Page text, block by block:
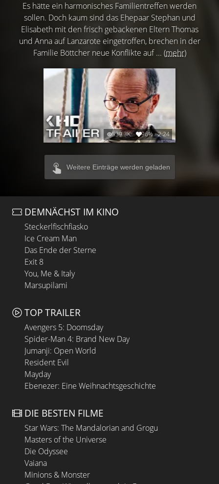
Es hätte ein harmonisches Familientreffen werden
sollen. Doch kaum sind das Ehepaar Stephan und
Elisabeth mit den frisch gebackenen Eltern Thomas
und Anna auf Lanzarote eingetroffen, brechen in der
Familie Böttcher neue Konflikte auf ... (mehr)
539.3K 96% 2:24
Weitere Einträge werden geladen
DEMNÄCHST IM KINO
Steckerlfischfiasko
Ice Cream Man
Das Ende der Sterne
Exit 8
You, Me & Italy
Marsupilami
TOP TRAILER
Avengers 5: Doomsday
Spider-Man 4: Brand New Day
Jumanji: Open World
Resident Evil
Mayday
Ebenezer: Eine Weihnachtsgeschichte
DIE BESTEN FILME
Star Wars: The Mandalorian and Grogu
Masters of the Universe
Die Odyssee
Vaiana
Minions & Monster